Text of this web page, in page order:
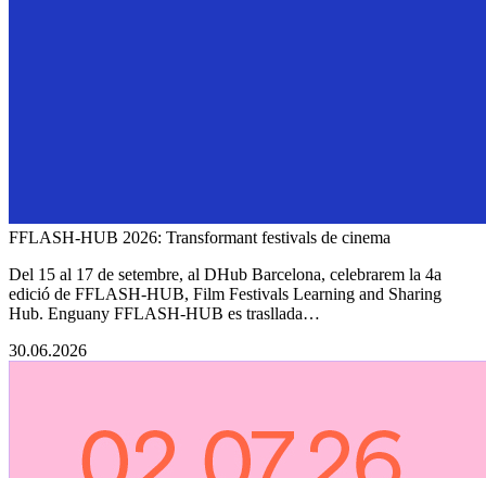
FFLASH-HUB 2026: Transformant festivals de cinema
Del 15 al 17 de setembre, al DHub Barcelona, celebrarem la 4a
edició de FFLASH-HUB, Film Festivals Learning and Sharing
Hub. Enguany FFLASH-HUB es trasllada…
30.06.2026